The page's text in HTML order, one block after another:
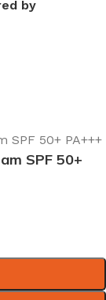
by
SPF 50+